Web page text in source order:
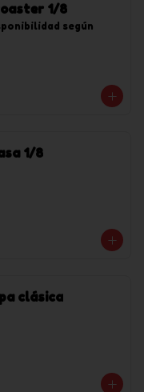
1/8
según
1/8
clásica